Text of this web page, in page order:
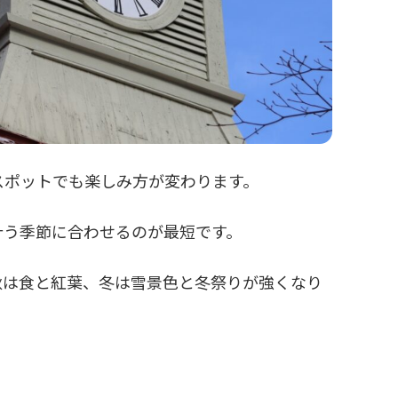
ットでも楽しみ方が変わります。
季節に合わせるのが最短です。
食と紅葉、冬は雪景色と冬祭りが強くなり